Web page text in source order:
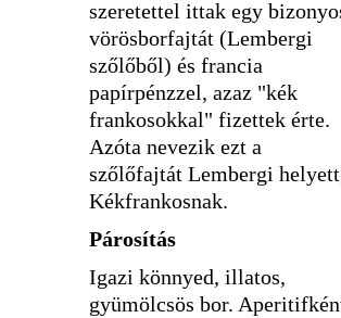
szeretettel ittak egy
vörösborfajtát (Lembergi
szőlőből) és francia
papírpénzzel, azaz "kék
frankosokkal" fizettek érte.
Azóta nevezik ezt a
szőlőfajtát Lembergi
Kékfrankosnak.
Párosítás
Igazi könnyed, illatos,
gyümölcsös bor.